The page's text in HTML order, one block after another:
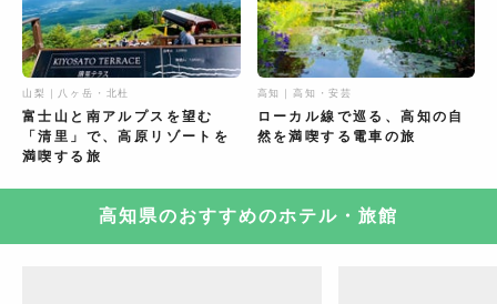
山梨｜八ヶ岳・北杜
富士山と南アルプスを望む
「清里」で、高原リゾートを
満喫する旅
高知｜高知・安芸
ローカル線で巡る、高知の自
然を満喫する電車の旅
高知県のおすすめのホテル・旅館